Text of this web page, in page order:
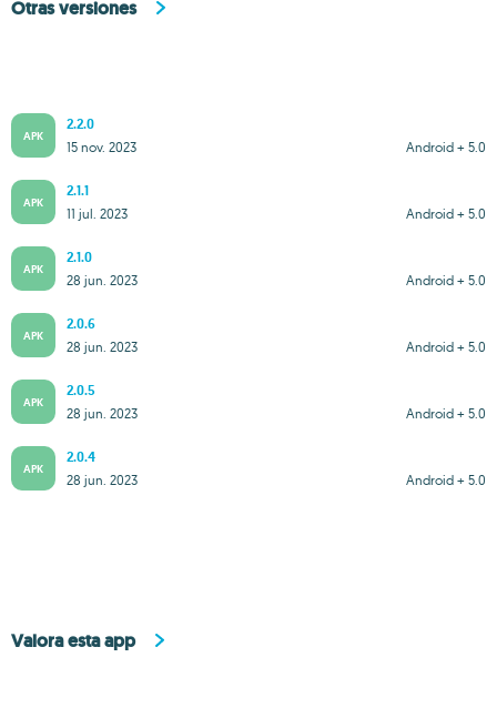
Otras versiones
APK
2.2.0
Android + 5.0
15 nov. 2023
APK
2.1.1
Android + 5.0
11 jul. 2023
APK
2.1.0
Android + 5.0
28 jun. 2023
APK
2.0.6
Android + 5.0
28 jun. 2023
APK
2.0.5
Android + 5.0
28 jun. 2023
APK
2.0.4
Android + 5.0
28 jun. 2023
Valora esta app